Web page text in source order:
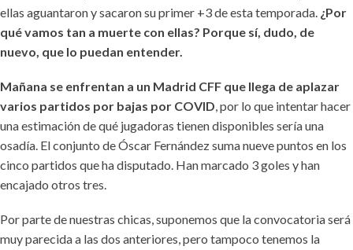
ellas aguantaron y sacaron su primer +3 de esta temporada. ¿Por
qué vamos tan a muerte con ellas? Porque sí, dudo, de
nuevo, que lo puedan entender.
Mañana se enfrentan a un Madrid CFF que llega de aplazar
varios partidos por bajas por COVID, por lo que intentar hacer
una estimación de qué jugadoras tienen disponibles sería una
osadía. El conjunto de Óscar Fernández suma nueve puntos en los
cinco partidos que ha disputado. Han marcado 3 goles y han
encajado otros tres.
Por parte de nuestras chicas, suponemos que la convocatoria será
muy parecida a las dos anteriores, pero tampoco tenemos la